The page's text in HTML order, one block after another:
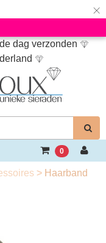
×
dag verzonden
0
> Haarband